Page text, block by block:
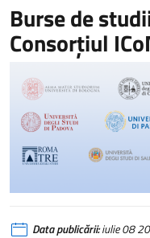
Burse de
Consorțiul
Data publicării:iulie 08